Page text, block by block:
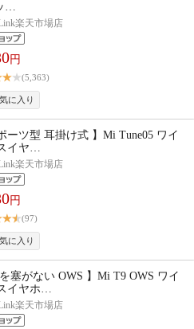
…
楽天市場店
円
(5,363)
ーツ型 耳掛け式 】Mi Tune05 ワイ
イヤ…
楽天市場店
円
(97)
を塞がない OWS 】Mi T9 OWS ワイ
イヤホ…
楽天市場店